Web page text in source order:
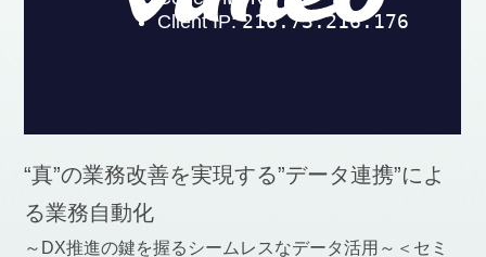
“真”の業務改善を実現する”データ連携”によ
る業務自動化
～DX推進の鍵を握るシームレスなデータ活用～＜セミ